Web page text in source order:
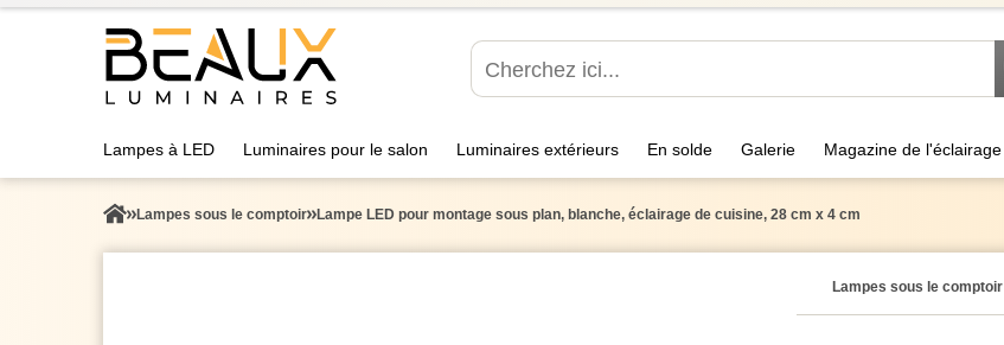
Lampes à LED Luminaires pour le salon Luminaires extérieurs En solde Galerie Magazine de l'éclairage
Lampes sous le comptoir Lampe LED pour montage sous plan, blanche, éclairage de cuisine, 28 cm x 4 cm
Lampes sous le comptoir